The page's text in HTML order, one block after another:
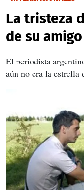
La tristeza
de su
El periodista
aún no era la estrella